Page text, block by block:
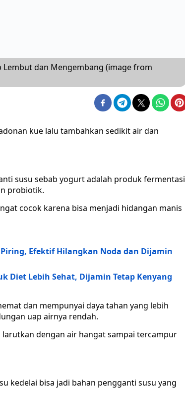
Lembut dan Mengembang (image from
kue lalu tambahkan sedikit air dan
susu sebab yogurt adalah produk fermentasi
probiotik.
cocok karena bisa menjadi hidangan manis
Efektif Hilangkan Noda dan Dijamin
Diet Lebih Sehat, Dijamin Tetap Kenyang
dan mempunyai daya tahan yang lebih
uap airnya rendah.
dengan air hangat sampai tercampur
kedelai bisa jadi bahan pengganti susu yang